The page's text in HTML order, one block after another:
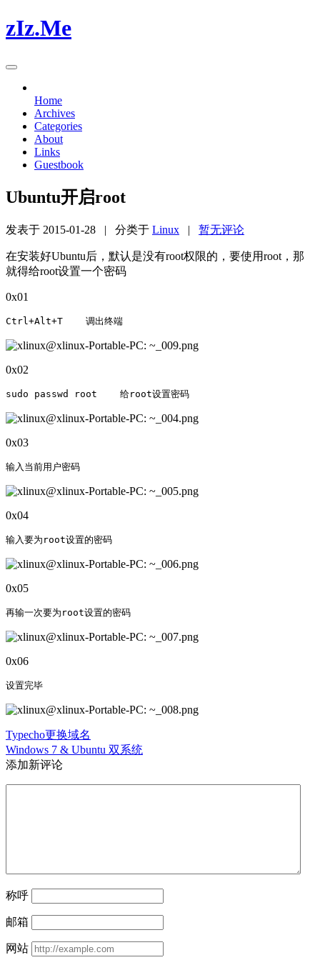
zIz.Me
Home
Archives
Categories
About
Links
Guestbook
Ubuntu开启root
发表于 2015-01-28 | 分类于 Linux | 暂无评论
在安装好Ubuntu后，默认是没有root权限的，要使用root，那
就得给root设置一个密码
0x01
Ctrl+Alt+T    调出终端
0x02
sudo passwd root    给root设置密码
0x03
输入当前用户密码
0x04
0x05
0x06
Typecho更换域名
Windows 7 & Ubuntu 双系统
添加新评论
称呼
邮箱
网站